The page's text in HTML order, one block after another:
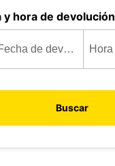
y hora de devolución
Buscar